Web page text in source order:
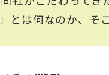
とは何なのか、そ